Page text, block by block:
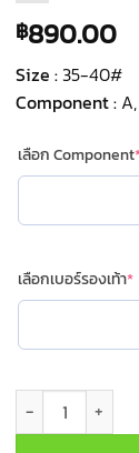
฿890.00
Size :35-40#
Component :
เลือก Component
เลือกเบอร์รองเท้า*
จำนวน I01584